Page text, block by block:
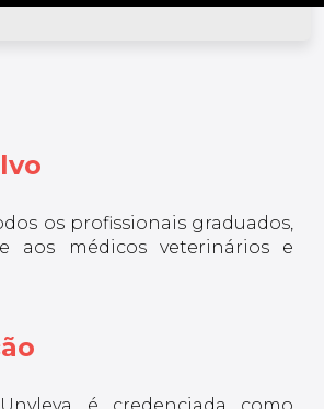
os profissionais graduados,
aos médicos veterinários e